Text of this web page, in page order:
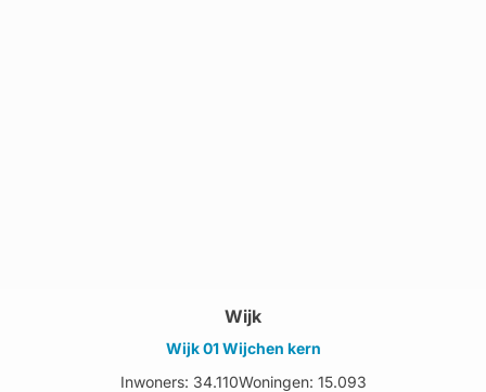
Wijk
Wijk 01 Wijchen kern
Inwoners: 34.110Woningen: 15.093